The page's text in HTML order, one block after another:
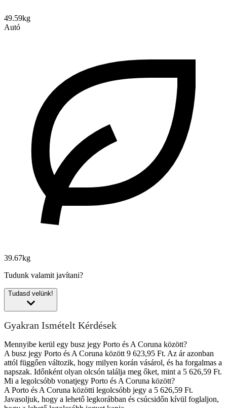
49.59kg
Autó
39.67kg
Tudunk valamit javítani?
Tudasd velünk!
Gyakran Ismételt Kérdések
Mennyibe kerül egy busz jegy Porto és A Coruna között?
A busz jegy Porto és A Coruna között 9 623,95 Ft. Az ár azonban
attól függően változik, hogy milyen korán vásárol, és ha forgalmas a
napszak. Időnként olyan olcsón találja meg őket, mint a 5 626,59 Ft.
Mi a legolcsóbb vonatjegy Porto és A Coruna között?
A Porto és A Coruna közötti legolcsóbb jegy a 5 626,59 Ft.
Javasoljuk, hogy a lehető legkorábban és csúcsidőn kívül foglaljon,